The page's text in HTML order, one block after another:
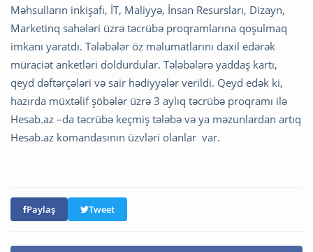
Məhsulların inkişafı, İT, Maliyyə, İnsan Resursları, Dizayn,
Marketinq sahələri üzrə təcrübə proqramlarına qoşulmaq
imkanı yaratdı. Tələbələr öz məlumatlarını daxil edərək
müraciət anketləri doldurdular. Tələbələrə yaddaş kartı,
qeyd dəftərçələri və sair hədiyyələr verildi. Qeyd edək ki,
hazırda müxtəlif şöbələr üzrə 3 aylıq təcrübə proqramı ilə
Hesab.az –da təcrübə keçmiş tələbə və ya məzunlardan artıq
Hesab.az komandasının üzvləri olanlar var.
Paylaş Tweet